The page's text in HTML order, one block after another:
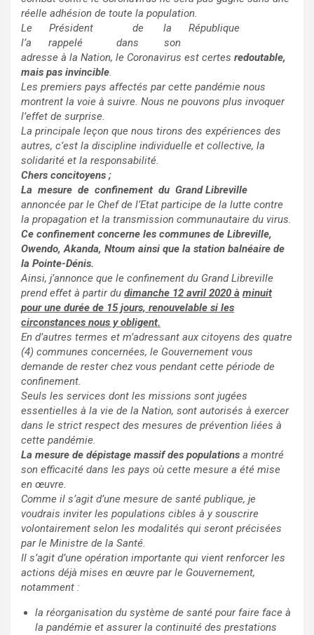
réelle adhésion de toute la population.
Le Président de la République
l’a rappelé dans son
adresse à la Nation, le Coronavirus est certes redoutable,
mais pas invincible.
Les premiers pays affectés par cette pandémie nous
montrent la voie à suivre. Nous ne pouvons plus invoquer
l’effet de surprise.
La principale leçon que nous tirons des expériences des
autres, c’est la discipline individuelle et collective, la
solidarité et la responsabilité.
Chers concitoyens ;
La mesure de confinement du Grand Libreville
annoncée par le Chef de l’Etat participe de la lutte contre
la propagation et la transmission communautaire du virus.
Ce confinement concerne les communes de Libreville,
Owendo, Akanda, Ntoum ainsi que la station balnéaire de
la Pointe-Dénis.
Ainsi, j’annonce que le confinement du Grand Libreville
prend effet à partir du dimanche 12 avril 2020 à minuit
pour une durée de 15 jours, renouvelable si les
circonstances nous y obligent.
En d’autres termes et m’adressant aux citoyens des quatre
(4) communes concernées, le Gouvernement vous
demande de rester chez vous pendant cette période de
confinement.
Seuls les services dont les missions sont jugées
essentielles à la vie de la Nation, sont autorisés à exercer
dans le strict respect des mesures de prévention liées à
cette pandémie.
La mesure de dépistage massif des populations a montré
son efficacité dans les pays où cette mesure a été mise
en œuvre.
Comme il s’agit d’une mesure de santé publique, je
voudrais inviter les populations cibles à y souscrire
volontairement selon les modalités qui seront précisées
par le Ministre de la Santé.
Il s’agit d’une opération importante qui vient renforcer les
actions déjà mises en œuvre par le Gouvernement,
notamment :
la réorganisation du système de santé pour faire face à
la pandémie et assurer la continuité des prestations